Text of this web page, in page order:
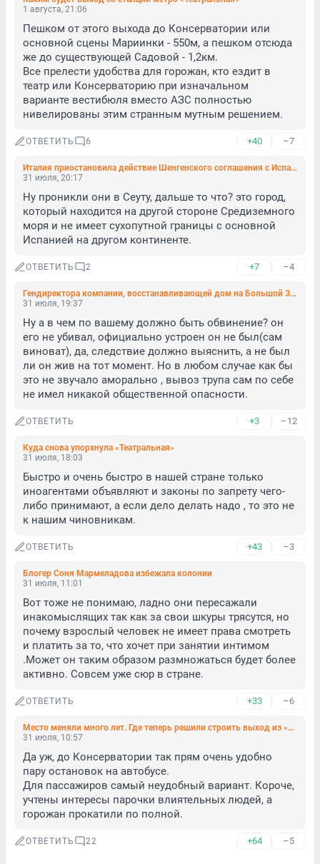
1 августа, 21:06
Пешком от этого выхода до Консерватории или
основной сцены Мариинки - 550м, а пешком отсюда
же до существующей Садовой - 1,2км.
Все прелести удобства для горожан, кто ездит в
театр или Консерваторию при изначальном
варианте вестибюля вместо АЗС полностью
нивелированы этим странным мутным решением.
ОТВЕТИТЬ 6 +40 –7
Италия приостановила действие Шенгенского соглашения с Испанией
31 июля, 20:17
Ну проникли они в Сеуту, дальше то что? это город,
который находится на другой стороне Средиземного
моря и не имеет сухопутной границы с основной
Испанией на другом континенте.
ОТВЕТИТЬ 2 +7 –4
Гендиректора компании, восстанавливающей дом на Большой Зелениной, отправили под домашний арест
31 июля, 19:37
Ну а в чем по вашему должно быть обвинение? он
его не убивал, официально устроен он не был(сам
виноват), да, следствие должно выяснить, а не был
ли он жив на тот момент. Но в любом случае как бы
это не звучало аморально , вывоз трупа сам по себе
не имел никакой общественной опасности.
ОТВЕТИТЬ +3 –12
Куда снова упорхнула «Театральная»
31 июля, 18:03
Быстро и очень быстро в нашей стране только
иноагентами объявляют и законы по запрету чего-
либо принимают, а если дело делать надо , то это не
к нашим чиновникам.
ОТВЕТИТЬ +43 –3
Блогер Соня Мармеладова избежала колонии
31 июля, 11:01
Вот тоже не понимаю, ладно они пересажали
инакомыслящих так как за свои шкуры трясутся, но
почему взрослый человек не имеет права смотреть
и платить за то, что хочет при занятии интимом
.Может он таким образом размножаться будет более
активно. Совсем уже сюр в стране.
ОТВЕТИТЬ +33 –6
Место меняли много лет. Где теперь решили строить выход из «Театральной»
31 июля, 10:57
Да уж, до Консерватории так прям очень удобно
пару остановок на автобусе.
Для пассажиров самый неудобный вариант. Короче,
учтены интересы парочки влиятельных людей, а
горожан прокатили по полной.
ОТВЕТИТЬ 22 +64 –5